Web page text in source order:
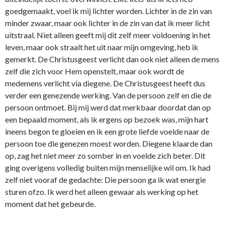
goedgemaakt, voel ik mij lichter worden. Lichter in de zin van
minder zwaar, maar ook lichter in de zin van dat ik meer licht
uitstraal. Niet alleen geeft mij dit zelf meer voldoening in het
leven, maar ook straalt het uit naar mijn omgeving, heb ik
gemerkt. De Christusgeest verlicht dan ook niet alleen de mens
zelf die zich voor Hem openstelt, maar ook wordt de
medemens verlicht via diegene. De Christusgeest heeft dus
verder een genezende werking. Van de persoon zelf en die de
persoon o­ntmoet. Bij mij werd dat merkbaar doordat dan op
een bepaald moment, als ik ergens op bezoek was, mijn hart
ineens begon te gloeien en ik een grote liefde voelde naar de
persoon toe die genezen moest worden. Diegene klaarde dan
op, zag het niet meer zo somber in en voelde zich beter. Dit
ging overigens volledig buiten mijn menselijke wil om. Ik had
zelf niet vooraf de gedachte: Die persoon ga ik wat energie
sturen ofzo. Ik werd het alleen gewaar als werking op het
moment dat het gebeurde.